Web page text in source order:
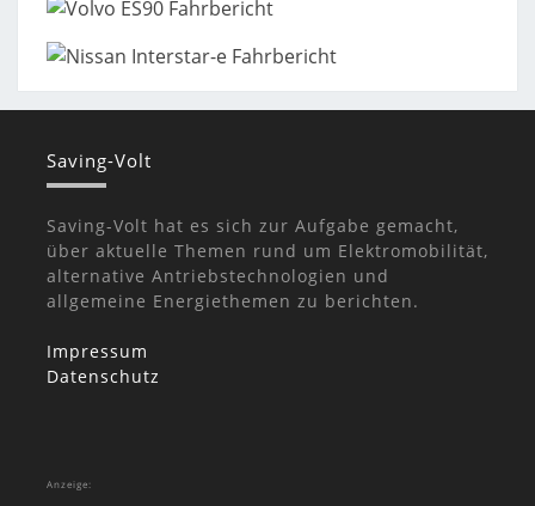
Saving-Volt
Saving-Volt hat es sich zur Aufgabe gemacht,
über aktuelle Themen rund um Elektromobilität,
alternative Antriebstechnologien und
allgemeine Energiethemen zu berichten.
Impressum
Datenschutz
Anzeige: